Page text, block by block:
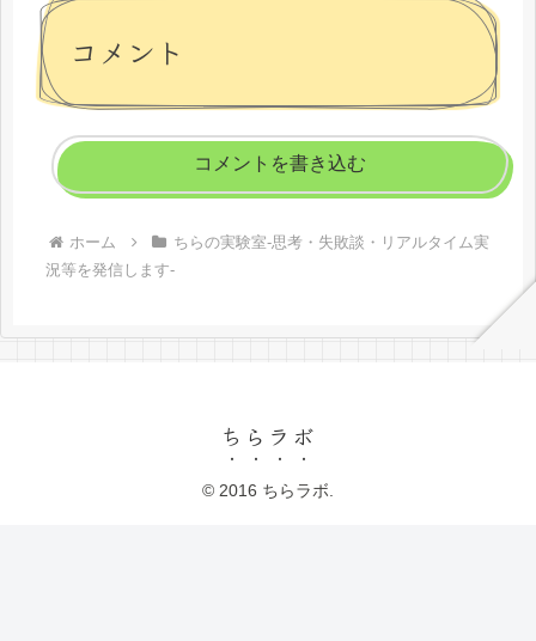
コメント
コメントを書き込む
ホーム
ちらの実験室-思考・失敗談・リアルタイム実
況等を発信します-
ちらラボ
© 2016 ちらラボ.